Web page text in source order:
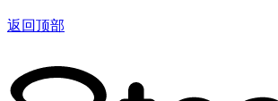
返回顶部